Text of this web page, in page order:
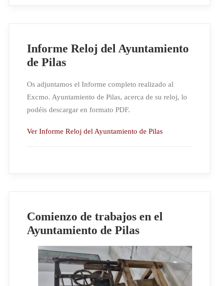
Informe Reloj del Ayuntamiento
de Pilas
Os adjuntamos el Informe completo realizado al
Excmo. Ayuntamiento de Pilas, acerca de su reloj, lo
podéis descargar en formato PDF.
Ver Informe Reloj del Ayuntamiento de Pilas
Comienzo de trabajos en el
Ayuntamiento de Pilas